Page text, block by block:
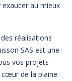
au mieux
réalisations
SAS est une
vos projets
cœur de la plaine